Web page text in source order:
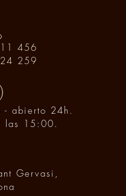
456
259
- abierto 24h.
las 15:00.
Gervasi,